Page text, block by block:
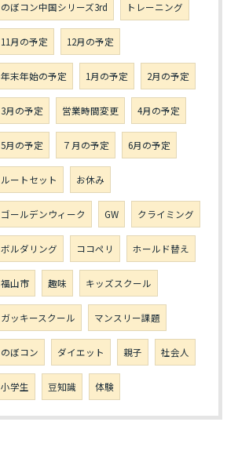
のぼコン中国シリーズ3rd トレーニング
11月の予定 12月の予定
年末年始の予定 1月の予定 2月の予定
3月の予定 営業時間変更 4月の予定
5月の予定 ７月の予定 6月の予定
ルートセット お休み
ゴールデンウィーク GW クライミング
ボルダリング ココペリ ホールド替え
福山市 趣味 キッズスクール
ガッキースクール マンスリー課題
のぼコン ダイエット 親子 社会人
小学生 豆知識 体験